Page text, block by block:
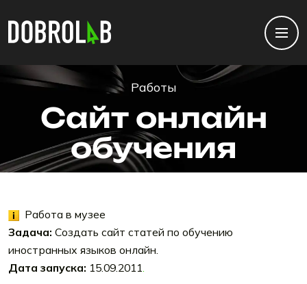
Работы
Сайт онлайн
обучения
Работа в музее
Задача: Создать сайт статей по обучению
иностранных языков онлайн.
Дата запуска: 15.09.2011.